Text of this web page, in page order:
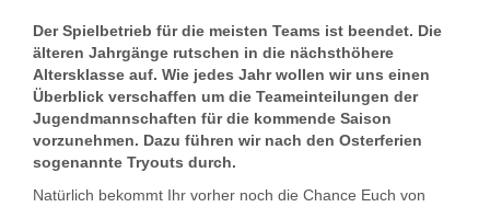
Der Spielbetrieb für die meisten Teams ist beendet. Die
älteren Jahrgänge rutschen in die nächsthöhere
Altersklasse auf. Wie jedes Jahr wollen wir uns einen
Überblick verschaffen um die Teameinteilungen der
Jugendmannschaften für die kommende Saison
vorzunehmen. Dazu führen wir nach den Osterferien
sogenannte Tryouts durch.
Natürlich bekommt Ihr vorher noch die Chance Euch von